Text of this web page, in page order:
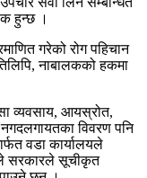
हुन्छ ।
गरेको रोग पहिचान
,नाबालकको हकमा
व्यवसाय, आयस्रोत,
नगदलगायतका विवरण पनि
वडा कार्यालयले
सरकारले सूचीकृत